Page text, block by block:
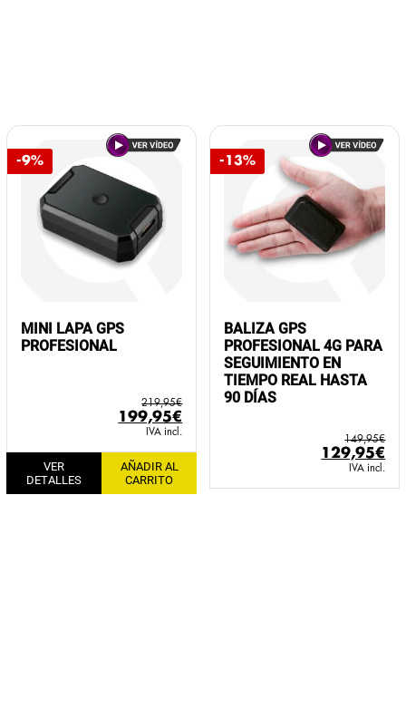
-9%
MINI LAPA GPS
PROFESIONAL
219,95€
El
precio
original
era:
219,95€.
199,95€
precio
actual
199,95€.
IVA incl.
VER
DETALLES
AÑADIR AL
CARRITO
-13%
BALIZA GPS
PROFESIONAL 4G PARA
SEGUIMIENTO EN
TIEMPO REAL HASTA
90 DÍAS
149,95€
El
precio
original
129,95€
IVA incl.